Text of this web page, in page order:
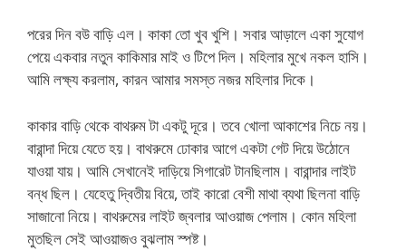
পরের দিন বউ বাড়ি এল। কাকা তো খুব খুশি। সবার আড়ালে একা সুযোগ
পেয়ে একবার নতুন কাকিমার মাই ও টিপে দিল। মহিলার মুখে নকল হাসি।
আমি লক্ষ্য করলাম, কারন আমার সমস্ত নজর মহিলার দিকে।
কাকার বাড়ি থেকে বাথরুম টা একটু দূরে। তবে খোলা আকাশের নিচে নয়।
বারান্দা দিয়ে যেতে হয়। বাথরুমে ঢোকার আগে একটা গেট দিয়ে উঠোনে
যাওয়া যায়। আমি সেখানেই দাড়িয়ে সিগারেট টানছিলাম। বারান্দার লাইট
বন্ধ ছিল। যেহেতু দ্বিতীয় বিয়ে, তাই কারো বেশী মাথা ব্যথা ছিলনা বাড়ি
সাজানো নিয়ে। বাথরুমের লাইট জ্বলার আওয়াজ পেলাম। কোন মহিলা
মুতছিল সেই আওয়াজও বুঝলাম স্পষ্ট।